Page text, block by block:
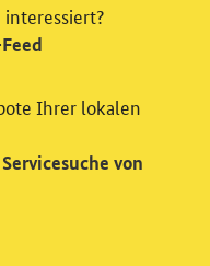
Ihre Einwilligung für
Webseite: Wir
Ihrer lokalen
Servicesuche von